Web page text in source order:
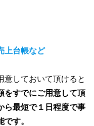
上台帳など
意しておいて頂けると
をすでにご用意して頂
ら最短で１日程度で事
す。